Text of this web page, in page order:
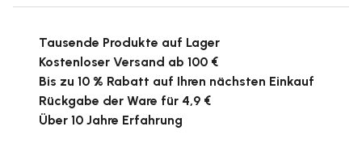
Tausende Produkte auf Lager
Kostenloser Versand ab 100 €
Bis zu 10 % Rabatt auf Ihren nächsten Einkauf
Rückgabe der Ware für 4,9 €
Über 10 Jahre Erfahrung